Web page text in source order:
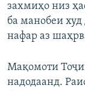
захмиҳо низ
ба манобеи
нафар аз
Мақомоти
надодаанд.